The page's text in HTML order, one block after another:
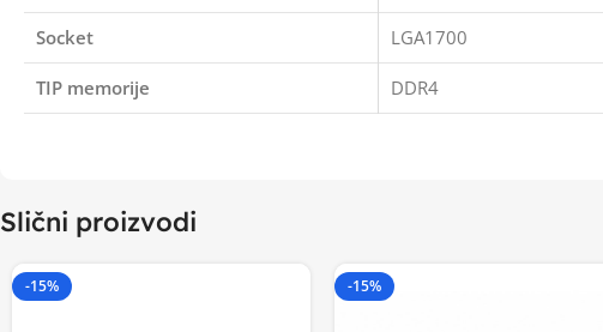
Socket LGA1700
TIP memorije DDR4
Slični proizvodi
-15% -15%